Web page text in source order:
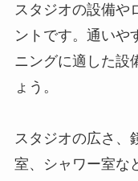
スタジオの設備や
ントです。通いや
ニングに適した設
ょう。
スタジオの広さ、
室、シャワー室な